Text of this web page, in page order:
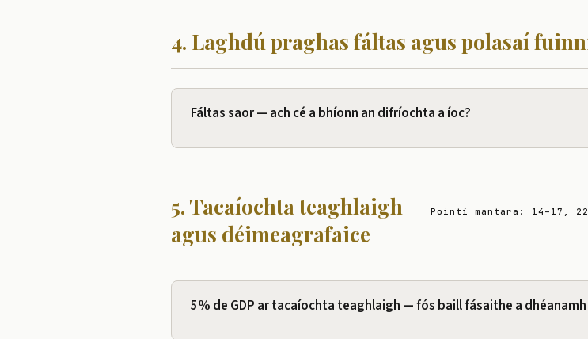
4. Laghdú praghas fáltas agus polasaí
Fáltas saor — ach cé a bhíonn an difríochta a íoc?
5. Tacaíochta teaghlaigh
agus déimeagrafaice
Pointí mantara: 14–17,
5% de GDP ar tacaíochta teaghlaigh — fós baill fásaithe a